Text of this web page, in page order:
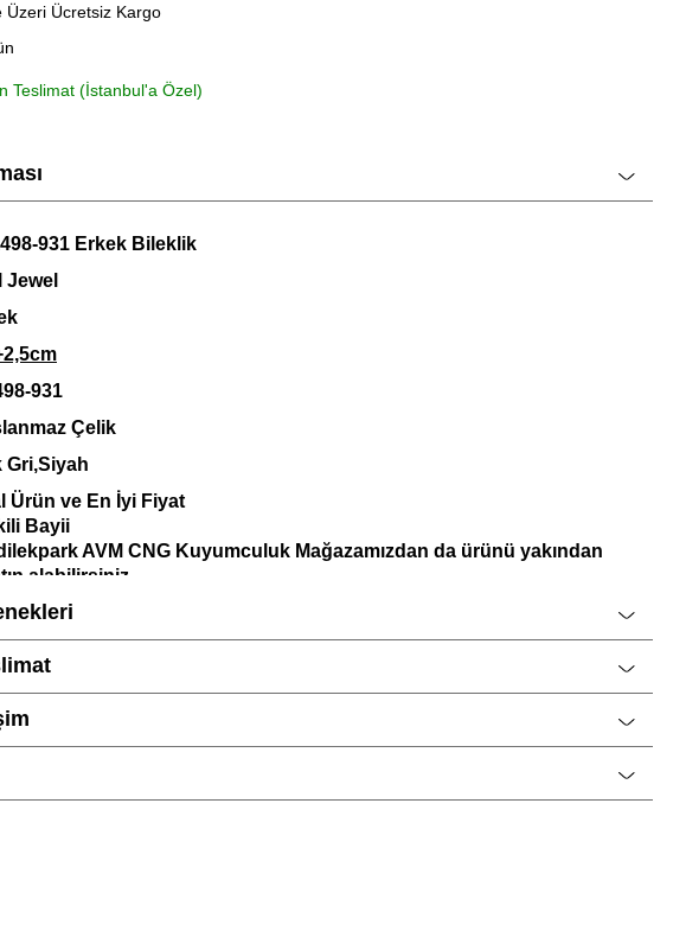
Üzeri Ücretsiz Kargo
Teslimat (İstanbul'a Özel)
931 Erkek Bileklik
Jewel
931
Çelik
Gri,Siyah
Ürün ve En İyi Fiyat
Bayii
AVM CNG Kuyumculuk Mağazamızdan da ürünü yakından
alabilirsiniz.
tüm Diesel Jewel Erkek Bileklik Modelleri Saat ve Saat A.Ş. güvencesi
Diesel Jewel Kutusu ve Onaylanmış Orijinal Garanti Belgesi ile
takılar, gümüş takılar ve gümüş hediyelik eşyalar için özel cilalı parlatma
gönderilecektir.